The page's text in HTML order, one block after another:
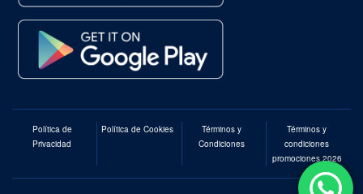
Política de
Privacidad
Política de Cookies
Términos y
Condiciones
Términos y
condiciones
promociones 2026